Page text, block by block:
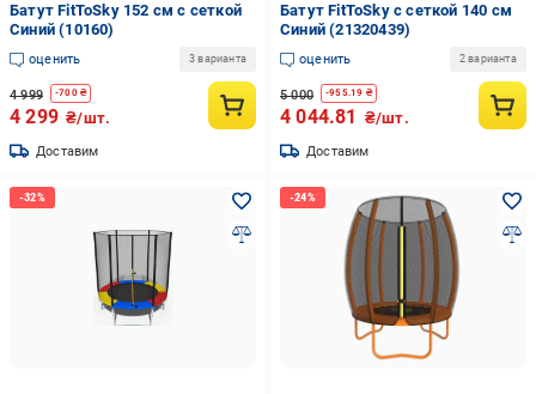
Батут FitToSky 152 см с сеткой
Синий (10160)
оценить 3 варианта
4 999 -700₴
4 299 ₴/шт.
Доставим
Батут FitToSky с сеткой 140 см
Синий (21320439)
оценить 2 варианта
5 000 -955.19 ₴
4 044.81 ₴/шт.
Доставим